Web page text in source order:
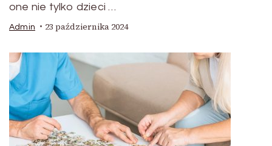
one nie tylko dzieci …
Admin 23 października 2024